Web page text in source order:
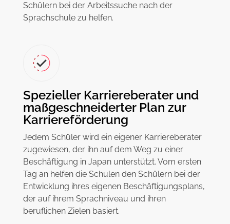
Schülern bei der Arbeitssuche nach der
Sprachschule zu helfen.
Spezieller Karriereberater und
maßgeschneiderter Plan zur
Karriereförderung
Jedem Schüler wird ein eigener Karriereberater
zugewiesen, der ihn auf dem Weg zu einer
Beschäftigung in Japan unterstützt. Vom ersten
Tag an helfen die Schulen den Schülern bei der
Entwicklung ihres eigenen Beschäftigungsplans,
der auf ihrem Sprachniveau und ihren
beruflichen Zielen basiert.